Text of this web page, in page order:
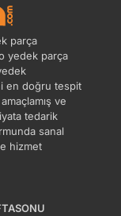
parça
yedek parça
en doğru tespit
ve
tedarik
sanal
hizmet